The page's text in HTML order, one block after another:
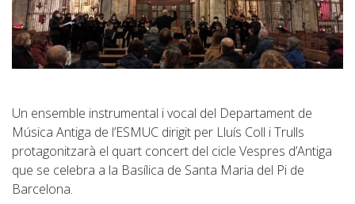
Un ensemble instrumental i vocal del Departament de
Música Antiga de l’ESMUC dirigit per Lluís Coll i Trulls
protagonitzarà el quart concert del cicle Vespres d’Antiga
que se celebra a la Basílica de Santa Maria del Pi de
Barcelona.